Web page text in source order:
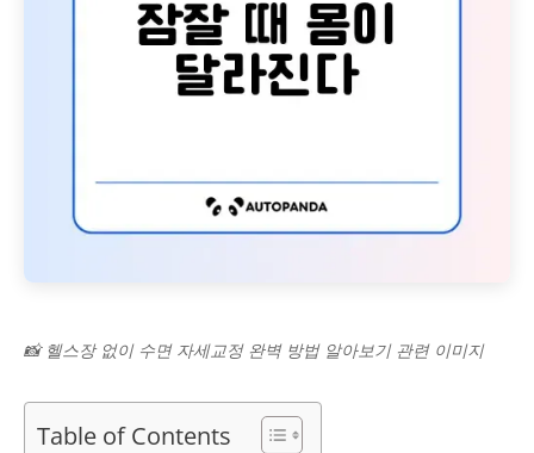
📸 헬스장 없이 수면 자세교정 완벽 방법 알아보기 관련 이미지
Table of Contents